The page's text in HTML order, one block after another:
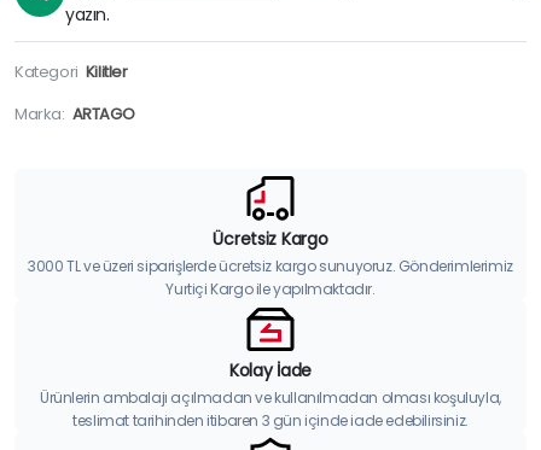
yazın.
Kategori Kilitler
Marka: ARTAGO
Ücretsiz Kargo
3000 TL ve üzeri siparişlerde ücretsiz kargo sunuyoruz. Gönderimlerimiz
Yurtiçi Kargo ile yapılmaktadır.
Kolay İade
Ürünlerin ambalajı açılmadan ve kullanılmadan olması koşuluyla,
teslimat tarihinden itibaren 3 gün içinde iade edebilirsiniz.